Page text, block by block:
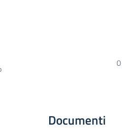
0
Documenti